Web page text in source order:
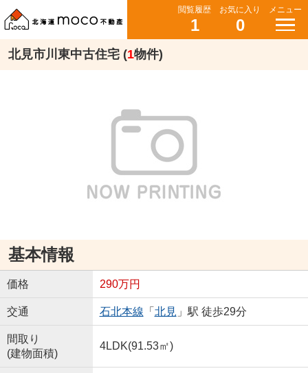
閲覧履歴
1
お気に入り
0
メニュー
北見市川東中古住宅 (1物件)
基本情報
価格 290万円
交通 石北本線 「 北見 」駅 徒歩29分
間取り
(建物面積)
4LDK(91.53㎡)